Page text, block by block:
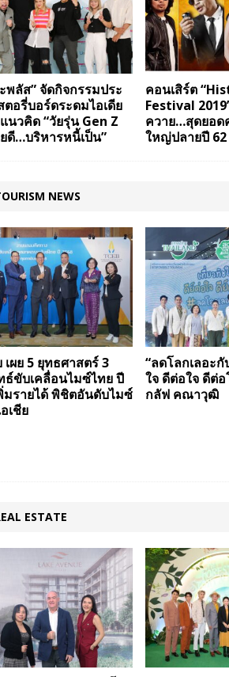
พลัส” จัดกิจกรรมประ
ตอรี่บอร์ดระดมไอเดีย
นวคิด “วัยรุ่น Gen Z
ดี…บริหารหนี้เป็น”
คอนเสิร์ต
Festival
ควาย…สุดยอด
ใหญ่ปลายปี 62
NEWS
เผย 5 ยุทธศาสตร์ 3
ธ์ขับเคลื่อนไมซ์ไทย ปี
มรายได้ พิชิตอันดับไมซ์
เชีย
“ลดโลกเลอะ
ใจ ดีต่อใจ ดีต่
กลัฟ คณาวุฒิ
ESTATE